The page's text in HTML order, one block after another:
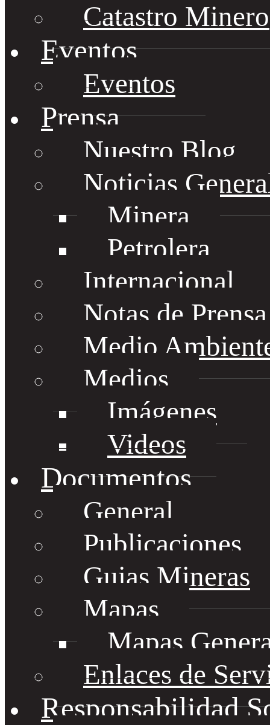
Catastro Minero
Eventos
Eventos
Prensa
Nuestro Blog
Noticias
Minera
Petrolera
Internacional
Notas de
Medio
Medios
Imágenes
Videos
Documentos
General
Publicaciones
Guias Mineras
Mapas
Mapas
Enlaces de
Responsabilidad